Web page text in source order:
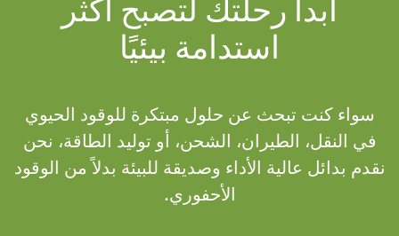
ابدأ رحلتك لتصبح أكثر
استدامة بيئيًا
سواء كنت تبحث عن حلول مبتكرة للوقود الحيوي
في النقل، الطيران، الشحن، أو توليد الطاقة، نحن
نقدم بدائل عالية الأداء وصديقة للبيئة بدلاً من الوقود
الأحفوري.